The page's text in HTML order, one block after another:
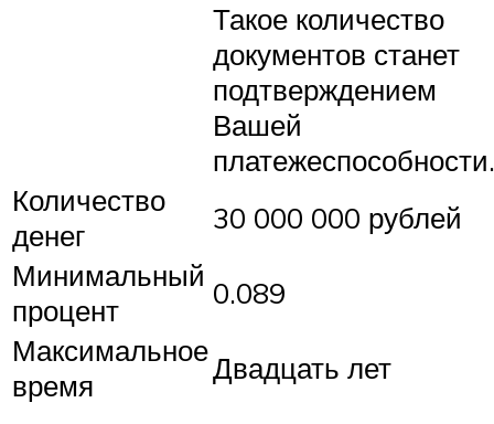
Такое количество
документов станет
подтверждением
Вашей
платежеспособности.
Количество
денег
30 000 000 рублей
Минимальный
процент
0.089
Максимальное
время
Двадцать лет